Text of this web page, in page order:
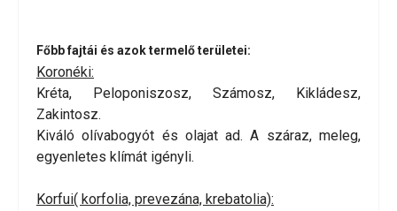
Főbb fajtái és azok termelő területei:
Koronéki:
Kréta, Peloponiszosz, Számosz, Kikládesz,
Zakintosz.
Kiváló olívabogyót és olajat ad. A száraz, meleg,
egyenletes klímát igényli.
Korfui( korfolia, prevezána, krebatolia):